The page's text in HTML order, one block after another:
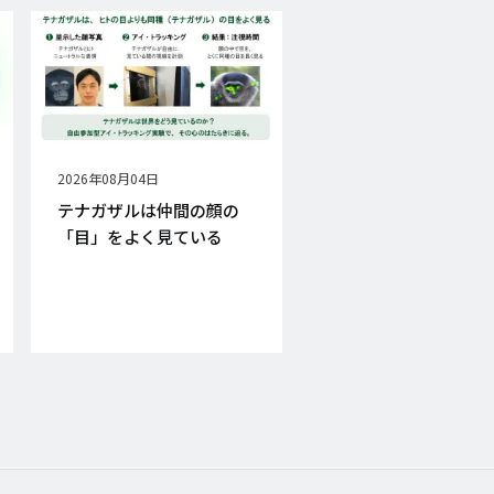
公
開
日
2026年08月04日
テナガザルは仲間の顔の
「目」をよく見ている